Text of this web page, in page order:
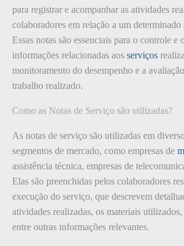
para registrar e acompanhar as atividades
colaboradores em relação a um determinado
Essas notas são essenciais para o controle e
informações relacionadas aos serviços
monitoramento do desempenho e a
trabalho realizado.
Como as Notas de Serviço são utilizadas?
As notas de serviço são utilizadas em
segmentos de mercado, como empresas de
assistência técnica, empresas de
Elas são preenchidas pelos colaboradores
execução do serviço, que descrevem
atividades realizadas, os materiais
entre outras informações relevantes.